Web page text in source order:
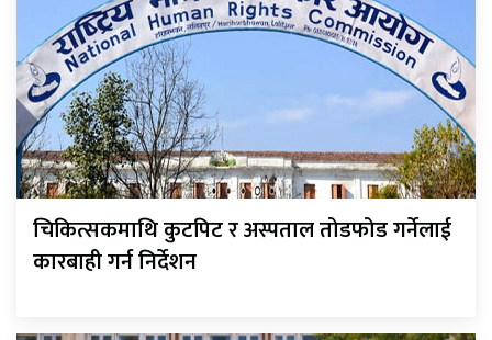
चिकित्सकमाथि कुटपिट र अस्पताल तोडफोड गर्नेलाई
कारबाही गर्न निर्देशन